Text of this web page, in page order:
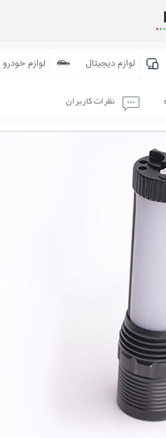
لوازم دیجیتال لوازم خودرو
نظرات کاربران